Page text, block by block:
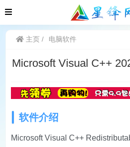
主页 电脑软件
Microsoft Visual C++
软件介绍
Microsoft Visual C++